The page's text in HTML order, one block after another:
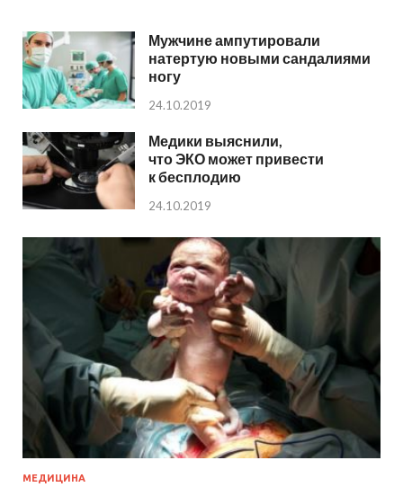
Мужчине ампутировали
натертую новыми сандалиями
ногу
24.10.2019
Медики выяснили,
что ЭКО может привести
к бесплодию
24.10.2019
МЕДИЦИНА